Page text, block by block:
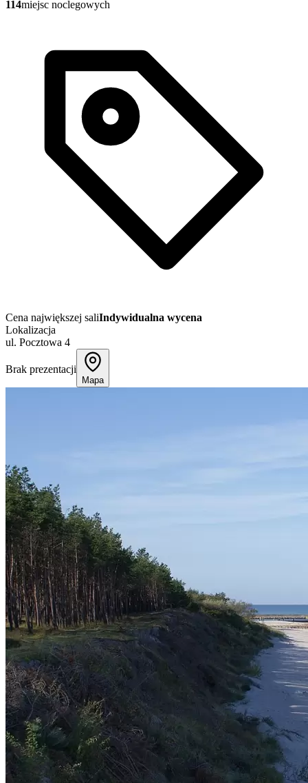
114miejsc noclegowych
Cena największej saliIndywidualna wycena
Lokalizacja
ul. Pocztowa 4
Brak prezentacji
Mapa